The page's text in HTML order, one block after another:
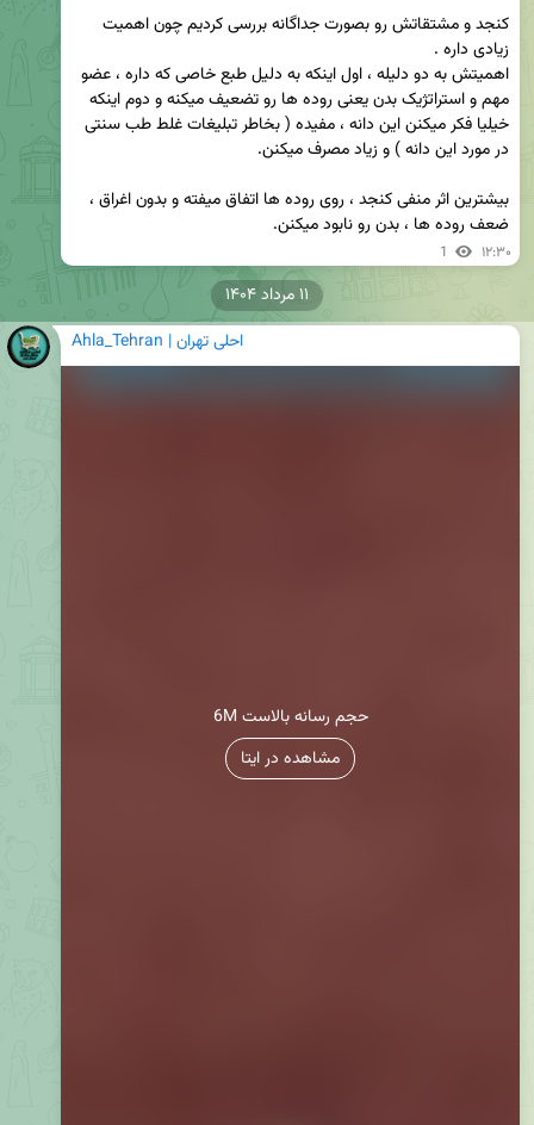
ضعف روده ها ، بدن رو نابود میکنن.
1 ۱۲:۳۰
Ahla_Tehran | احلی تهران
6M حجم رسانه بالاست
مشاهده در ایتا
۱۱ مرداد ۱۴۰۴